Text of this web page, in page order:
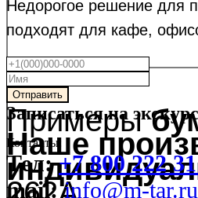
Недорогое решение для
подходят для кафе,
Примеры
Наше
Отправить
Записаться на
Контакты:
Тел: +7 800 222
mail: info@m-tar.ru